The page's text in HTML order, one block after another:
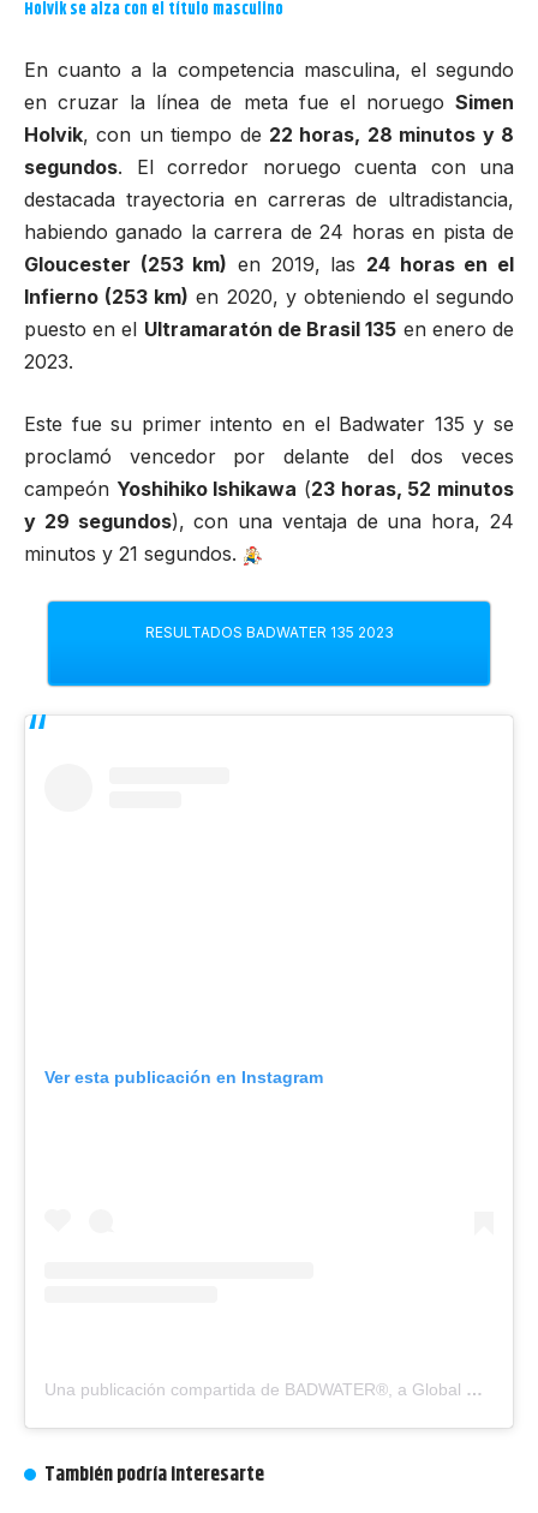
Holvik se alza con el título masculino
En cuanto a la competencia masculina, el segundo
en cruzar la línea de meta fue el noruego Simen
Holvik, con un tiempo de 22 horas, 28 minutos y 8
segundos. El corredor noruego cuenta con una
destacada trayectoria en carreras de ultradistancia,
habiendo ganado la carrera de 24 horas en pista de
Gloucester (253 km) en 2019, las 24 horas en el
Infierno (253 km) en 2020, y obteniendo el segundo
puesto en el Ultramaratón de Brasil 135 en enero de
2023.
Este fue su primer intento en el Badwater 135 y se
proclamó vencedor por delante del dos veces
campeón Yoshihiko Ishikawa (23 horas, 52 minutos
y 29 segundos), con una ventaja de una hora, 24
minutos y 21 segundos.
RESULTADOS BADWATER 135 2023
Ver esta publicación en Instagram
Una publicación compartida de BADWATER®, a Global Movement (@badwaterhq)
También podría interesarte